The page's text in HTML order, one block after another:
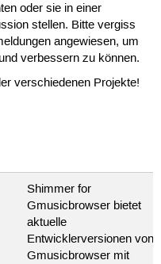
oder sie in einer
stellen. Bitte vergiss
angewiesen, um
verbessern zu können.
verschiedenen Projekte!
Shimmer for
Gmusicbrowser bietet
aktuelle
Entwicklerversionen von
Gmusicbrowser mit